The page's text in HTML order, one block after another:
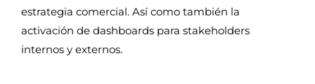
estrategia comercial. Así como también la
activación de dashboards para stakeholders
internos y externos.